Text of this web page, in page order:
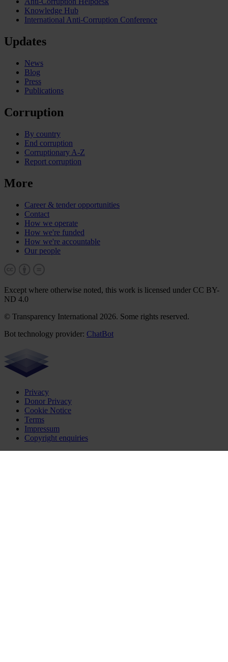
Knowledge Hub
International Anti-Corruption Conference
Updates
News
Blog
Press
Publications
Corruption
By country
End corruption
Corruptionary A-Z
Report corruption
More
Career & tender opportunities
Contact
How we operate
How we're funded
How we're accountable
Our people
Except where otherwise noted, this work is licensed under CC BY-
ND 4.0
© Transparency International 2026. Some rights reserved.
Bot technology provider: ChatBot
Privacy
Donor Privacy
Cookie Notice
Terms
Impressum
Copyright enquiries